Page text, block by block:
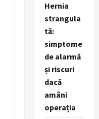
Hernia
strangula
tă:
simptome
de alarmă
și riscuri
dacă
amâni
operația